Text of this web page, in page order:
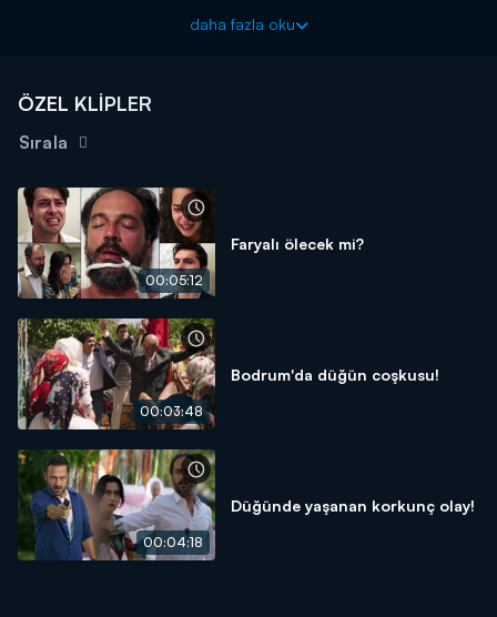
daha fazla oku
ÖZEL KLİPLER
Sırala
00:05:12
Faryalı ölecek mi?
00:03:48
Bodrum'da düğün coşkusu!
00:04:18
Düğünde yaşanan korkunç olay!